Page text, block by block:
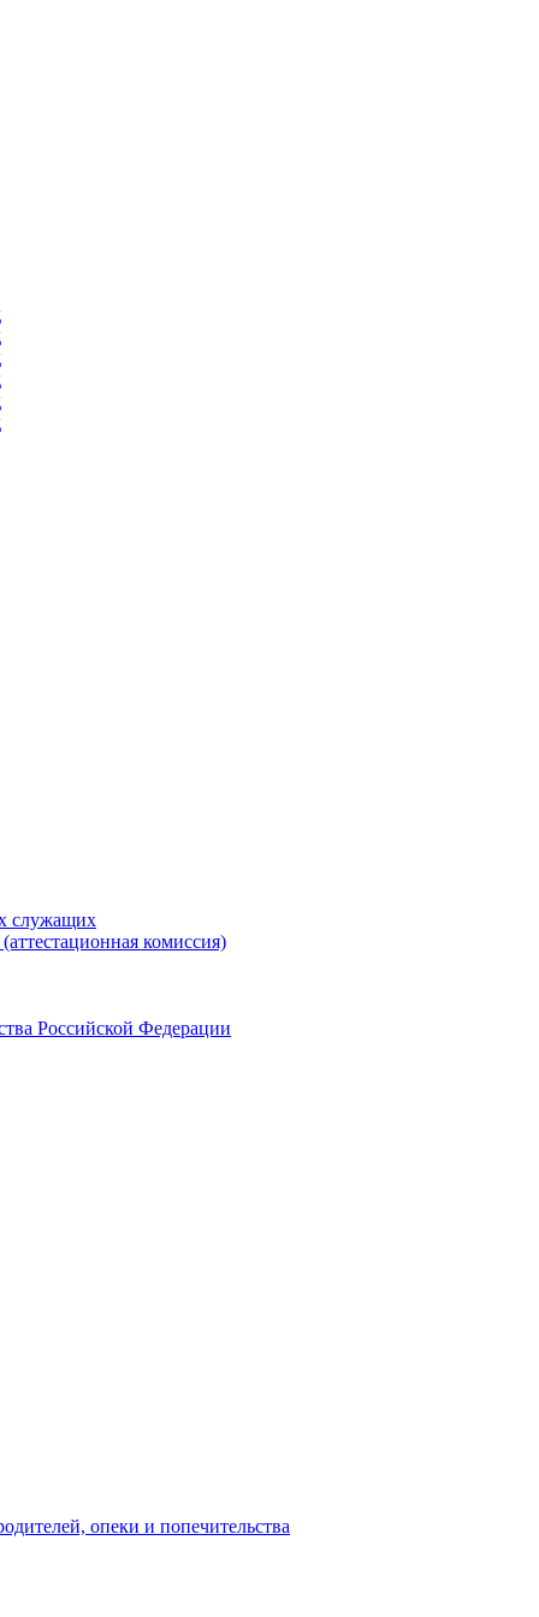
служащих
комиссия)
Российской Федерации
опеки и попечительства